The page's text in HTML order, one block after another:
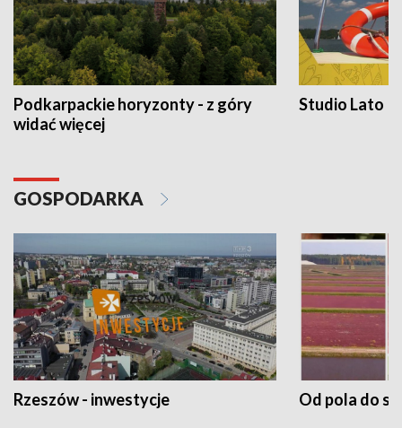
Podkarpackie horyzonty - z góry
widać więcej
Studio Lato
GOSPODARKA
Rzeszów - inwestycje Od pola do